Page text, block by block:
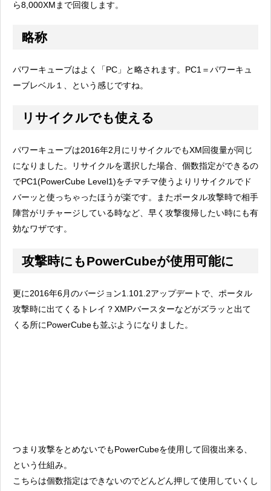
ら8,000XMまで回復します。
略称
パワーキューブはよく「PC」と略されます。PC1＝パワーキュ
ーブレベル１、という感じですね。
リサイクルでも使える
パワーキューブは2016年2月にリサイクルでもXM回復量が同じ
になりました。リサイクルを選択した場合、個数指定ができるの
でPC1(PowerCube Level1)をチマチマ使うよりリサイクルでド
バーッと使っちゃったほうが楽です。またポータル攻撃時で相手
陣営がリチャージしている時など、早く攻撃復帰したい時にも有
効なワザです。
攻撃時にもPowerCubeが使用可能に
更に2016年6月のバージョン1.101.2アップデートで、ポータル
攻撃時に出てくるトレイ？XMPバースターなどがズラッと出て
くる所にPowerCubeも並ぶようになりました。
つまり攻撃をとめないでもPowerCubeを使用して回復出来る、
という仕組み。
こちらは個数指定はできないのでどんどん押して使用していくし